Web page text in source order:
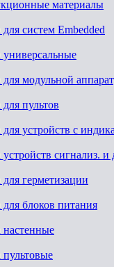
материалы
систем Embedded
универсальные
для модульной
пультов
устройств с
сигнализ. и
герметизации
для блоков питания
настенные
пультовые